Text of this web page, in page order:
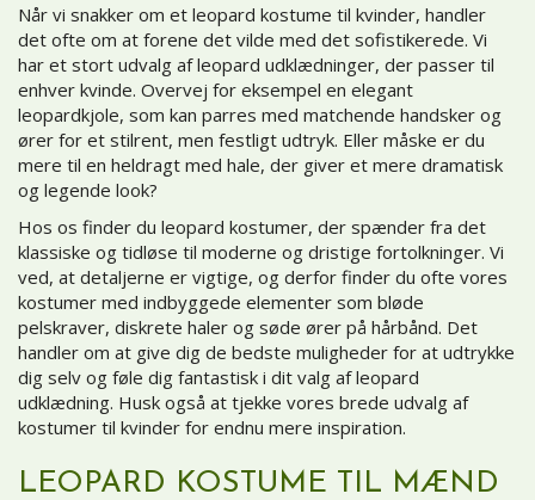
Når vi snakker om et leopard kostume til kvinder, handler
det ofte om at forene det vilde med det sofistikerede. Vi
har et stort udvalg af leopard udklædninger, der passer til
enhver kvinde. Overvej for eksempel en elegant
leopardkjole, som kan parres med matchende handsker og
ører for et stilrent, men festligt udtryk. Eller måske er du
mere til en heldragt med hale, der giver et mere dramatisk
og legende look?
Hos os finder du leopard kostumer, der spænder fra det
klassiske og tidløse til moderne og dristige fortolkninger. Vi
ved, at detaljerne er vigtige, og derfor finder du ofte vores
kostumer med indbyggede elementer som bløde
pelskraver, diskrete haler og søde ører på hårbånd. Det
handler om at give dig de bedste muligheder for at udtrykke
dig selv og føle dig fantastisk i dit valg af leopard
udklædning. Husk også at tjekke vores brede udvalg af
kostumer til kvinder for endnu mere inspiration.
LEOPARD KOSTUME TIL MÆND